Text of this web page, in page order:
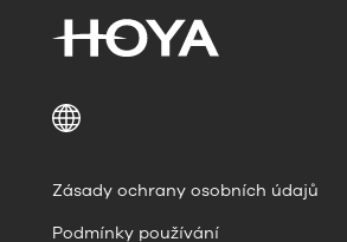
Zásady ochrany osobních údajů
Podmínky používání